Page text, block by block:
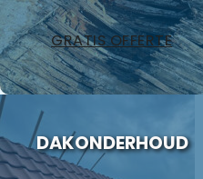
GRATIS OFFERTE
DAKONDERHOUD